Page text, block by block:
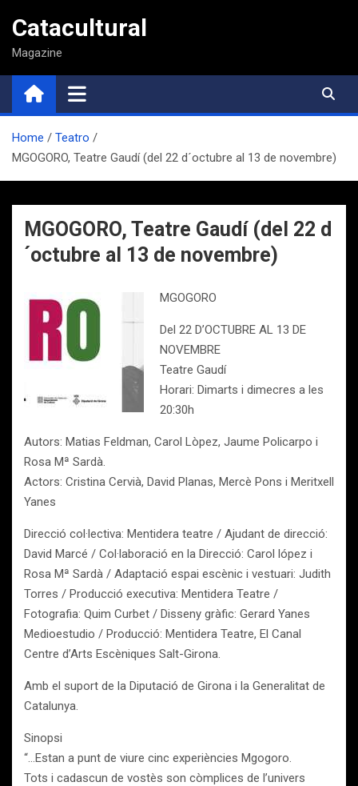
contenido
Catacultural
Magazine
Home
Teatro
MGOGORO, Teatre Gaudí (del 22 d´octubre al 13 de novembre)
MGOGORO, Teatre Gaudí (del 22 d
´octubre al 13 de novembre)
MGOGORO
Del 22 D’OCTUBRE AL 13 DE
NOVEMBRE
Teatre Gaudí
Horari: Dimarts i dimecres a les
20:30h
Autors: Matias Feldman, Carol Lòpez, Jaume Policarpo i
Rosa Mª Sardà.
Actors: Cristina Cervià, David Planas, Mercè Pons i Meritxell
Yanes
Direcció col·lectiva: Mentidera teatre / Ajudant de direcció:
David Marcé / Col·laboració en la Direcció: Carol lópez i
Rosa Mª Sardà / Adaptació espai escènic i vestuari: Judith
Torres / Producció executiva: Mentidera Teatre /
Fotografia: Quim Curbet / Disseny gràfic: Gerard Yanes
Medioestudio / Producció: Mentidera Teatre, El Canal
Centre d’Arts Escèniques Salt-Girona.
Amb el suport de la Diputació de Girona i la Generalitat de
Catalunya.
Sinopsi
“…Estan a punt de viure cinc experiències Mgogoro.
Tots i cadascun de vostès son còmplices de l’univers